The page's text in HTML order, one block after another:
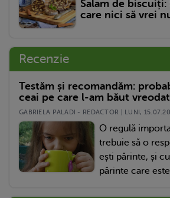
Salam de
care nici să vrei
Recenzie
Testăm și recomandăm:
ceai pe care l-am băut
GABRIELA PALADI - REDACTOR | LUNI,
O regulă
trebuie să o
ești părinte, și
părinte care